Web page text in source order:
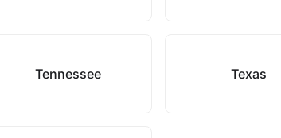
Tennessee Texas